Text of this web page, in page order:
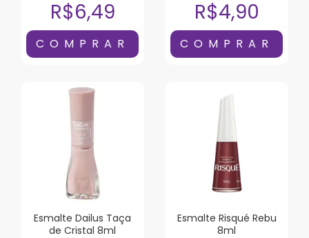
R$6,49 R$4,90
Esmalte Dailus Taça
de Cristal 8ml
Esmalte Risqué Rebu
8ml